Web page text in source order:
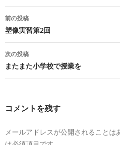
投
稿
ナ
ビ
ゲ
ョ
前の投稿
塑像実習第2回
次の投稿
またまた小学校で授業を
コメントを残す
メールアドレスが公開されることは